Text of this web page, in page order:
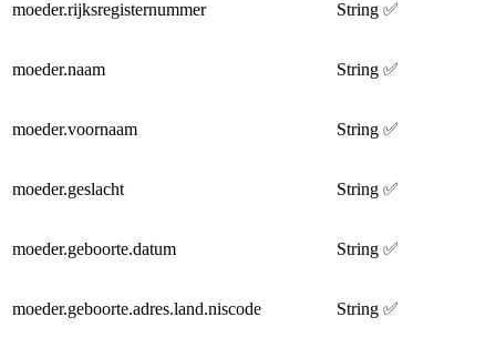
moeder.rijksregisternummer String ✅
moeder.naam String ✅
moeder.voornaam String ✅
moeder.geslacht String ✅
moeder.geboorte.datum String ✅
moeder.geboorte.adres.land.niscode String ✅